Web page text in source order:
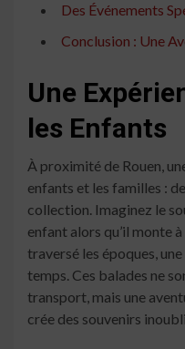
Des Événements
Conclusion : Une
Une
les Enfants
À proximité de Rouen,
enfants et les familles :
collection. Imaginez le
enfant alors qu’il monte
traversé les époques,
temps. Ces balades ne
transport, mais une
crée des souvenirs